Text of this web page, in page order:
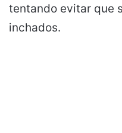
tentando evitar que
inchados.